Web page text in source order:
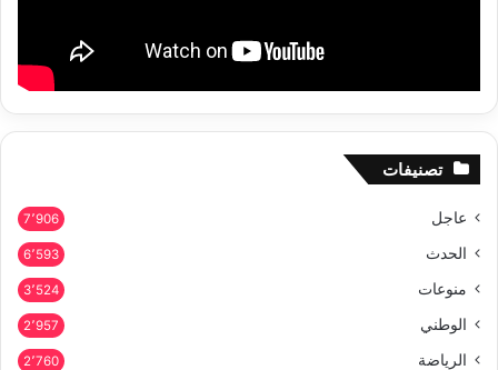
تصنيفات
عاجل 7٬906
الحدث 6٬593
منوعات 3٬524
الوطني 2٬957
الرياضة 2٬760